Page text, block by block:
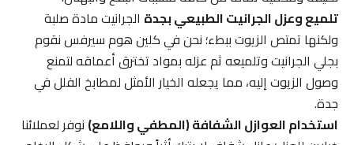
تلميع وعزل الجرانيت الطبيعي بجدةالجرانيت مادة صلبة
ولكنها تمتص الزيوت ببطء؛ نحن في كلين هوم سيرفس نقوم
بجلي الجرانيت وتلميعه ثم عزله بمواد تخترق أعماقه لتمنع
وصول الزيوت إليه، مما يجعله الخيار الأمثل لمطابخ الفلل في
جدة.
استخدام العوازل الشفافة (المطفي واللامع)نوفر لعملائنا